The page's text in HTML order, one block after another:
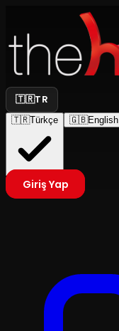
🇹🇷TR
🇹🇷Türkçe 🇬🇧English
Giriş Yap